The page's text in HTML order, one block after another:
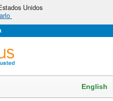
Unidos
English